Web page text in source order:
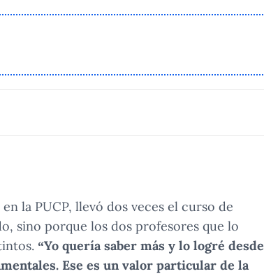
la PUCP, llevó dos veces el curso de
sino porque los dos profesores que lo
“Yo quería saber más y lo logré desde
Ese es un valor particular de la